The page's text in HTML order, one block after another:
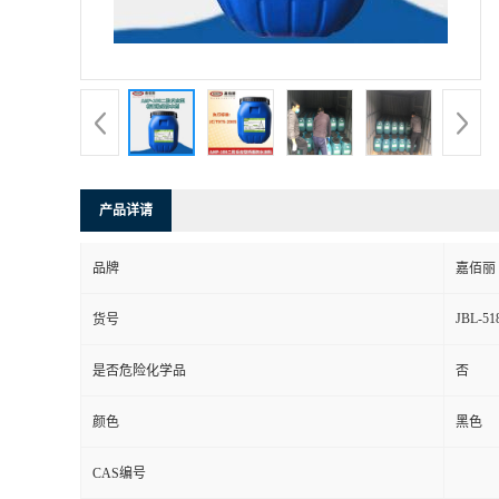
产品详请
品牌 嘉佰丽
货号 JBL-
是否危险化学品 否
颜色 黑色
CAS编号